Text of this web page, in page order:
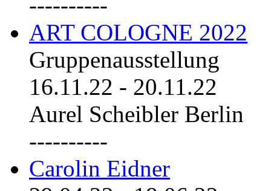
ART COLOGNE 2022
Gruppenausstellung
16.11.22 - 20.11.22
Aurel Scheibler Berlin
----------
Carolin Eidner